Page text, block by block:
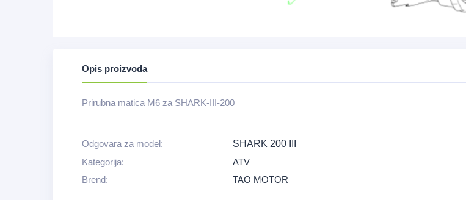
Opis proizvoda
Prirubna matica M6 za SHARK-III-200
Odgovara za model:
SHARK 200 III
Kategorija:
ATV
Brend:
TAO MOTOR